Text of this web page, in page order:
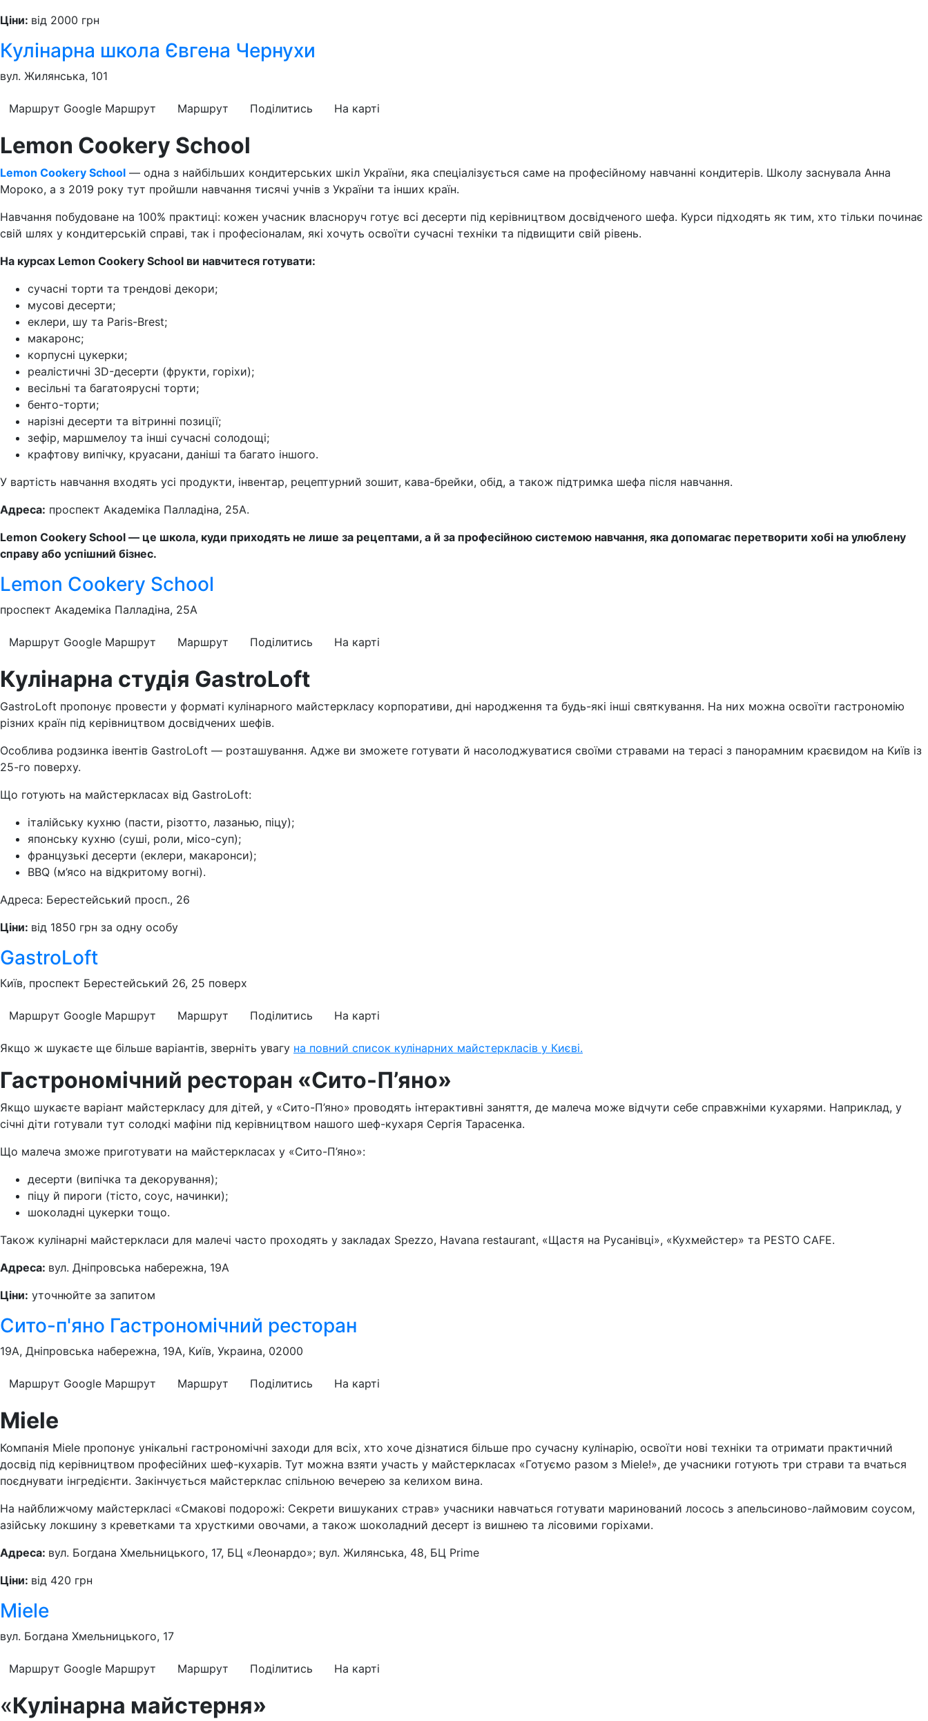
Ціни: від 2000 грн
Кулінарна школа Євгена Чернухи
вул. Жилянська, 101
Маршрут Google Маршрут Маршрут Поділитись На карті
Lemon Cookery School
Lemon Cookery School — одна з найбільших кондитерських шкіл України, яка спеціалізується саме на професійному навчанні кондитерів. Школу заснувала Анна
Мороко, а з 2019 року тут пройшли навчання тисячі учнів з України та інших країн.
Навчання побудоване на 100% практиці: кожен учасник власноруч готує всі десерти під керівництвом досвідченого шефа. Курси підходять як тим, хто тільки починає
свій шлях у кондитерській справі, так і професіоналам, які хочуть освоїти сучасні техніки та підвищити свій рівень.
На курсах Lemon Cookery School ви навчитеся готувати:
сучасні торти та трендові декори;
мусові десерти;
еклери, шу та Paris-Brest;
макаронс;
корпусні цукерки;
реалістичні 3D-десерти (фрукти, горіхи);
весільні та багатоярусні торти;
бенто-торти;
нарізні десерти та вітринні позиції;
зефір, маршмелоу та інші сучасні солодощі;
крафтову випічку, круасани, даніші та багато іншого.
У вартість навчання входять усі продукти, інвентар, рецептурний зошит, кава-брейки, обід, а також підтримка шефа після навчання.
Адреса: проспект Академіка Палладіна, 25А.
Lemon Cookery School — це школа, куди приходять не лише за рецептами, а й за професійною системою навчання, яка допомагає перетворити хобі на улюблену
справу або успішний бізнес.
Lemon Cookery School
проспект Академіка Палладіна, 25А
Маршрут Google Маршрут Маршрут Поділитись На карті
Кулінарна студія GastroLoft
GastroLoft пропонує провести у форматі кулінарного майстеркласу корпоративи, дні народження та будь-які інші святкування. На них можна освоїти гастрономію
різних країн під керівництвом досвідчених шефів.
Особлива родзинка івентів GastroLoft — розташування. Адже ви зможете готувати й насолоджуватися своїми стравами на терасі з панорамним краєвидом на Київ із
25-го поверху.
Що готують на майстеркласах від GastroLoft:
італійську кухню (пасти, різотто, лазанью, піцу);
японську кухню (суші, роли, місо-суп);
французькі десерти (еклери, макаронси);
BBQ (м’ясо на відкритому вогні).
Адреса: Берестейський просп., 26
Ціни: від 1850 грн за одну особу
GastroLoft
Київ, проспект Берестейський 26, 25 поверх
Маршрут Google Маршрут Маршрут Поділитись На карті
Якщо ж шукаєте ще більше варіантів, зверніть увагу на повний список кулінарних майстеркласів у Києві.
Гастрономічний ресторан «Сито-П’яно»
Якщо шукаєте варіант майстеркласу для дітей, у «Сито-П’яно» проводять інтерактивні заняття, де малеча може відчути себе справжніми кухарями. Наприклад, у
січні діти готували тут солодкі мафіни під керівництвом нашого шеф-кухаря Сергія Тарасенка.
Що малеча зможе приготувати на майстеркласах у «Сито-П’яно»:
десерти (випічка та декорування);
піцу й пироги (тісто, соус, начинки);
шоколадні цукерки тощо.
Також кулінарні майстеркласи для малечі часто проходять у закладах Spezzo, Havana restaurant, «Щастя на Русанівці», «Кухмейстер» та PESTO CAFE.
Адреса: вул. Дніпровська набережна, 19А
Ціни: уточнюйте за запитом
Сито-п'яно Гастрономічний ресторан
19A, Дніпровська набережна, 19А, Київ, Украина, 02000
Маршрут Google Маршрут Маршрут Поділитись На карті
Miele
Компанія Miele пропонує унікальні гастрономічні заходи для всіх, хто хоче дізнатися більше про сучасну кулінарію, освоїти нові техніки та отримати практичний
досвід під керівництвом професійних шеф-кухарів. Тут можна взяти участь у майстеркласах «Готуємо разом з Miele!», де учасники готують три страви та вчаться
поєднувати інгредієнти. Закінчується майстерклас спільною вечерею за келихом вина.
На найближчому майстеркласі «Смакові подорожі: Секрети вишуканих страв» учасники навчаться готувати маринований лосось з апельсиново-лаймовим соусом,
азійську локшину з креветками та хрусткими овочами, а також шоколадний десерт із вишнею та лісовими горіхами.
Адреса: вул. Богдана Хмельницького, 17, БЦ «Леонардо»; вул. Жилянська, 48, БЦ Prime
Ціни: від 420 грн
Miele
вул. Богдана Хмельницького, 17
Маршрут Google Маршрут Маршрут Поділитись На карті
«Кулінарна майстерня»